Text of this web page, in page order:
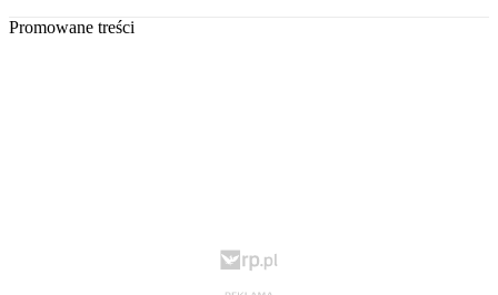
Promowane treści